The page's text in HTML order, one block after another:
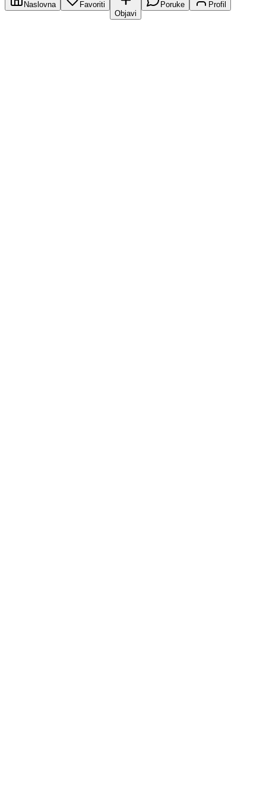
Naslovna
Favoriti
Objavi
Poruke Profil